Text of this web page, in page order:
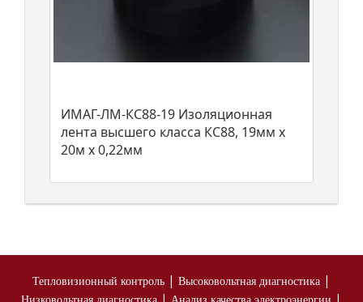
ИМАГ-ЛМ-КС88-19 Изоляционная
лента высшего класса КС88, 19мм х
20м х 0,22мм
Тепловизионный контроль | Высоковольтная диагностика |